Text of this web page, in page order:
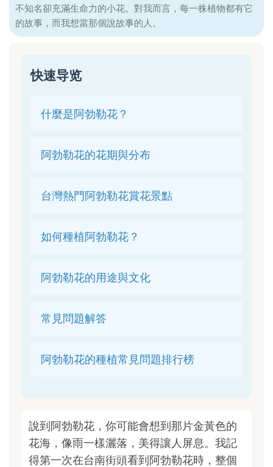
不知名卻充滿生命力的小花。對我而言，每一株植物都有它
的故事，而我想當那個說故事的人。
快速导览
什麼是阿勃勒花？
阿勃勒花的花期與分布
台灣熱門阿勃勒花賞花景點
如何種植阿勃勒花？
阿勃勒花的用途與文化
常見問題解答
阿勃勒花的種植常見問題排行榜
說到阿勃勒花，你可能會想到那片金黃色的
花海，像雨一樣灑落，美得讓人屏息。我記
得第一次在台南街頭看到阿勃勒花時，整個